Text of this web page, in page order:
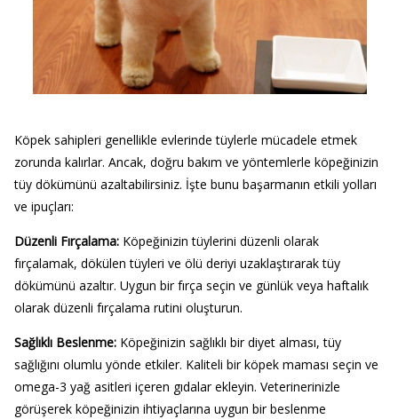
Köpek sahipleri genellikle evlerinde tüylerle mücadele etmek
zorunda kalırlar. Ancak, doğru bakım ve yöntemlerle köpeğinizin
tüy dökümünü azaltabilirsiniz. İşte bunu başarmanın etkili yolları
ve ipuçları:
Düzenli Fırçalama: Köpeğinizin tüylerini düzenli olarak
fırçalamak, dökülen tüyleri ve ölü deriyi uzaklaştırarak tüy
dökümünü azaltır. Uygun bir fırça seçin ve günlük veya haftalık
olarak düzenli fırçalama rutini oluşturun.
Sağlıklı Beslenme: Köpeğinizin sağlıklı bir diyet alması, tüy
sağlığını olumlu yönde etkiler. Kaliteli bir köpek maması seçin ve
omega-3 yağ asitleri içeren gıdalar ekleyin. Veterinerinizle
görüşerek köpeğinizin ihtiyaçlarına uygun bir beslenme